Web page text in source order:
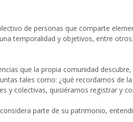
de personas que comparte
temporalidad y objetivos, entre
que la propia comunidad
tales como: ¿qué recordamos de
y colectivas, quisiéramos registrar y
parte de su patrimonio,